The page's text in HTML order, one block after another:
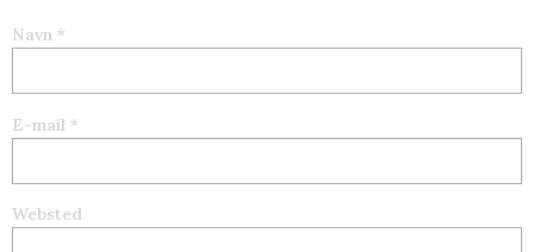
Navn *
E-mail *
Websted